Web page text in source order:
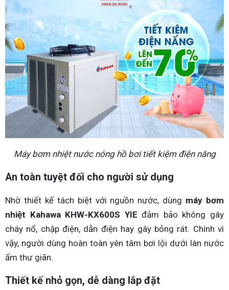
Máy bơm nhiệt nước nóng hồ bơi tiết kiệm điện năng
An toàn tuyệt đối cho người sử dụng
Nhờ thiết kế tách biệt với nguồn nước, dùng máy bơm
nhiệt Kahawa KHW-KX600S YIE đảm bảo không gây
cháy nổ, chập điện, dẫn điện hay gây bỏng rát. Chính vì
vậy, người dùng hoàn toàn yên tâm bơi lội dưới làn nước
ấm thư giãn.
Thiết kế nhỏ gọn, dễ dàng lắp đặt